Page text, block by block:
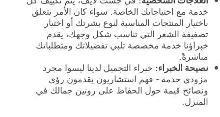
خدمة مع احتياجاتك الخاصة. سواء كان الأمر يتعلق
باختيار المنتجات المناسبة لنوع بشرتك أو اختيار
تصفيفة الشعر التي تناسب شكل وجهك، يقدم
خبراؤنا خدمة مخصصة تلبي تفضيلاتك ومتطلباتك
مباشرةً.
نصيحة الخبراء: خبراء التجميل لدينا ليسوا مجرد
مزودي خدمة - فهم استشاريون يقدمون رؤى
ونصائح قيمة حول الحفاظ على روتين جمالك في
المنزل.